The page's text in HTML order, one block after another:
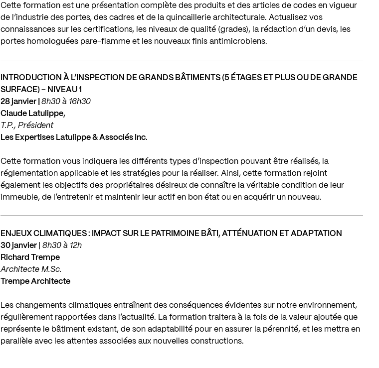
Cette formation est une présentation complète des produits et des articles de codes en vigueur
de l’industrie des portes, des cadres et de la quincaillerie architecturale. Actualisez vos
connaissances sur les certifications, les niveaux de qualité (grades), la rédaction d’un devis, les
portes homologuées pare-flamme et les nouveaux finis antimicrobiens.
INTRODUCTION À L’INSPECTION DE GRANDS BÂTIMENTS (5 ÉTAGES ET PLUS OU DE GRANDE
SURFACE) – NIVEAU 1
28 janvier |8h30 à 16h30
Claude Latulippe,
T.P., Président
Les Expertises Latulippe & Associés Inc.
Cette formation vous indiquera les différents types d’inspection pouvant être réalisés, la
réglementation applicable et les stratégies pour la réaliser. Ainsi, cette formation rejoint
également les objectifs des propriétaires désireux de connaître la véritable condition de leur
immeuble, de l’entretenir et maintenir leur actif en bon état ou en acquérir un nouveau.
ENJEUX CLIMATIQUES : IMPACT SUR LE PATRIMOINE BÂTI, ATTÉNUATION ET ADAPTATION
30 janvier
|8h30 à 12h
Richard Trempe
Architecte M.Sc.
Trempe Architecte
Les changements climatiques entraînent des conséquences évidentes sur notre environnement,
régulièrement rapportées dans l’actualité. La formation traitera à la fois de la valeur ajoutée que
représente le bâtiment existant, de son adaptabilité pour en assurer la pérennité, et les mettra en
parallèle avec les attentes associées aux nouvelles constructions.